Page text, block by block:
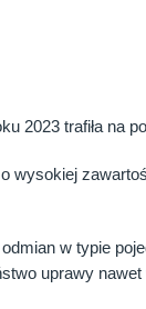
2023 trafiła na
w typie
uprawy